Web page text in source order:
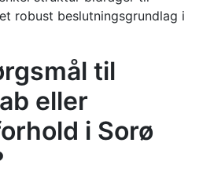
robust beslutningsgrundlag i
til
eller
i Sorø